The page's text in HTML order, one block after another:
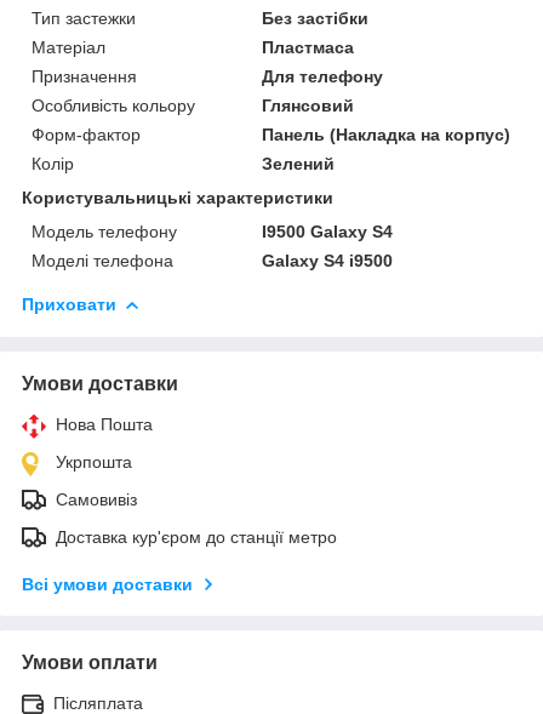
Тип застежки
Без застібки
Матеріал
Пластмаса
Призначення
Для телефону
Особливість кольору
Глянсовий
Форм-фактор
Панель (Накладка на корпус)
Колір
Зелений
Користувальницькі характеристики
Модель телефону
I9500 Galaxy S4
Моделі телефона
Galaxy S4 i9500
Приховати
Умови доставки
Нова Пошта
Укрпошта
Самовивіз
Доставка кур'єром до станції метро
Всі умови доставки
Умови оплати
Післяплата